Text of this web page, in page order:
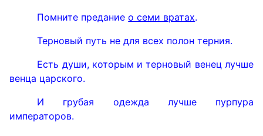
Помните преданиео семи вратах.
Терновый путь не для всех полон терния.
Есть души, которым и терновый венец лучше
венца царского.
И грубая одежда лучше пурпура
императоров.